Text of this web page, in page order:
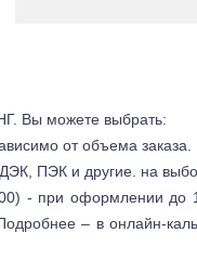
Вы можете выбрать:
от объема заказа.
ПЭК и другие. на
- при оформлении до
– в онлайн-